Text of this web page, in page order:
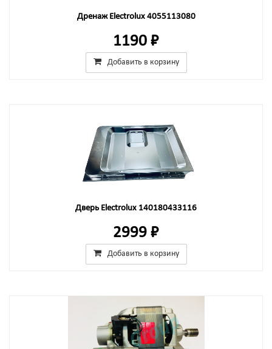
Дренаж Electrolux 4055113080
1190 ₽
Добавить в корзину
Дверь Electrolux 140180433116
2999 ₽
Добавить в корзину